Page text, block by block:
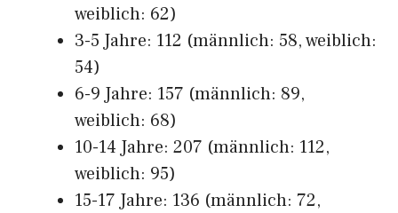
weiblich: 62)
3-5 Jahre: 112 (männlich: 58, weiblich:
54)
6-9 Jahre: 157 (männlich: 89,
weiblich: 68)
10-14 Jahre: 207 (männlich: 112,
weiblich: 95)
15-17 Jahre: 136 (männlich: 72,